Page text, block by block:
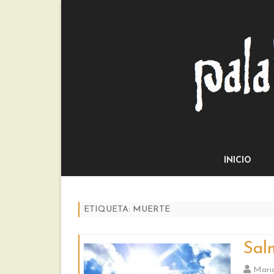
INICIO
ETIQUETA: MUERTE